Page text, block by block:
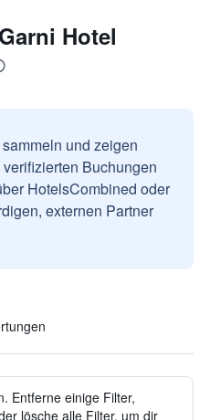
Hotel
und zeigen
Buchungen
HotelsCombined oder
externen Partner
Entferne einige Filter,
lösche alle Filter, um dir